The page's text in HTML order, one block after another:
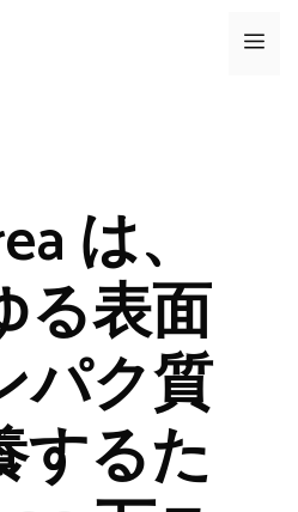
メ
は、
る表面
パク質
するた